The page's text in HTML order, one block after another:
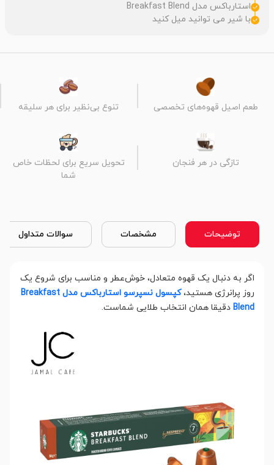
استارباکس مدل Breakfast Blend
با شیر می توانید میل کنید
طعم اصیل قهوه‌های تخصصی تنوع بی‌نظیر برای هر سلیقه
تازگی در هر فنجان
تحویل سریع برای لحظات خاص
شما
توضیحات مشخصات سوالات متداول
اگر به دنبال یک قهوه متعادل، خوش‌عطر و مناسب برای شروع یک
روز پرانرژی هستید،
کپسول نسپرسو استارباکس مدل Breakfast
Blend دقیقا همان انتخاب طلایی شماست.